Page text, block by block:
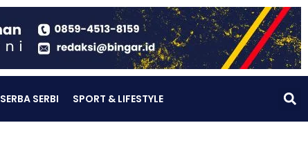
SERBA SERBI SPORT & LIFESTYLE